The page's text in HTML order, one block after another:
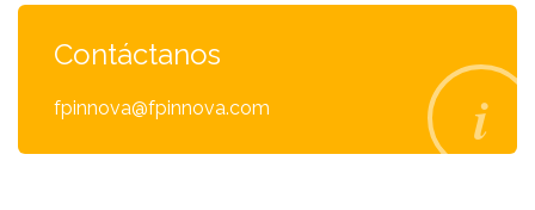
Contáctanos
fpinnova@fpinnova.com